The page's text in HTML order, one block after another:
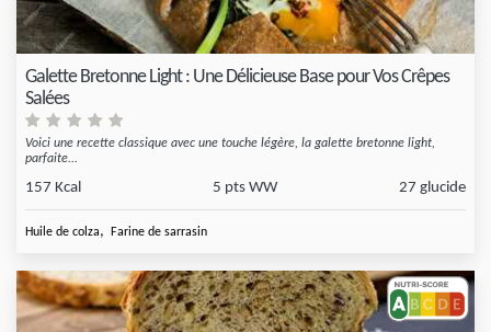
Galette Bretonne Light : Une Délicieuse Base pour Vos Crêpes
Salées
Voici une recette classique avec une touche légère, la galette bretonne light,
parfaite...
157 Kcal 5 pts WW 27 glucide
Huile de colza, Farine de sarrasin